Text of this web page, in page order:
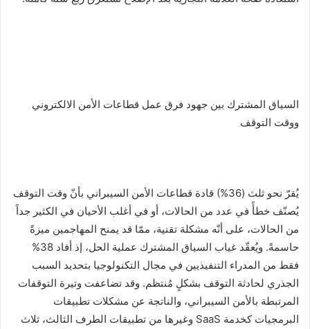
السياق المشترك بين جهود فرق عمل قطاعات الأمن الالكتروني
ووقت التوقف
يُقرّ نحو ثلث (36%) قادة قطاعات الأمن السيبراني بأنّ وقت التوقف
يُصنّف خطأً في عدد من الحالات، أو في أغلب الأحيان في الكثير جداً
من الحالات، على أنّه مشكلة تقنية، ممّا قد يمنح المهاجمين ميزةً
حاسمةً. ويُعقّد غياب السياق المشترك عملية الحل، إذ أفاد 38%
فقط من المدراء التنفيذيين في مجال التكنولوجيا بتحديد السبب
الجذري لحادثة التوقف بشكلٍ مُنتظم. وقد تضاعفت وتيرة التوقفات
المرتبطة بالأمن السيبراني، والناتجة عن مشكلات تطبيقات
البرمجيات كخدمة SaaS وغيرها من تطبيقات الطرف الثالث، ثلاث